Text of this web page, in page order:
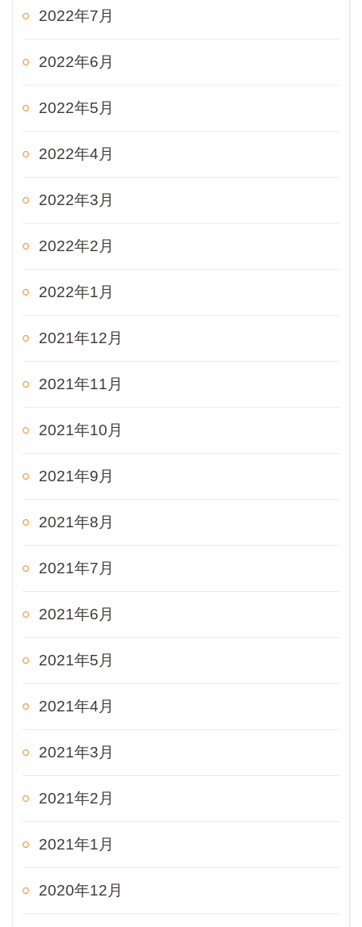
2022年7月
2022年6月
2022年5月
2022年4月
2022年3月
2022年2月
2022年1月
2021年12月
2021年11月
2021年10月
2021年9月
2021年8月
2021年7月
2021年6月
2021年5月
2021年4月
2021年3月
2021年2月
2021年1月
2020年12月